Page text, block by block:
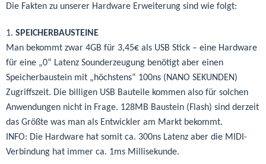
Die Fakten zu unserer Hardware Erweiterung sind wie folgt:
1. SPEICHERBAUSTEINE
Man bekommt zwar 4GB für 3,45€ als USB Stick – eine Hardware
für eine „0“ Latenz Sounderzeugung benötigt aber einen
Speicherbaustein mit „höchstens“ 100ns (NANO SEKUNDEN)
Zugriffszeit. Die billigen USB Bauteile kommen also für solchen
Anwendungen nicht in Frage. 128MB Baustein (Flash) sind derzeit
das Größte was man als Entwickler am Markt bekommt.
INFO: Die Hardware hat somit ca. 300ns Latenz aber die MIDI-
Verbindung hat immer ca. 1ms Millisekunde.